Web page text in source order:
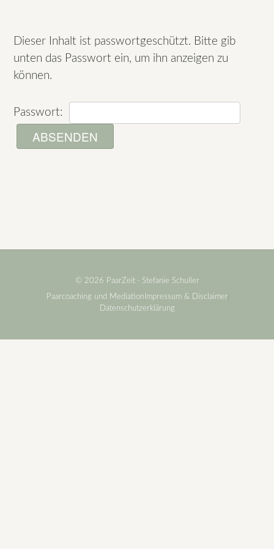
Dieser Inhalt ist passwortgeschützt. Bitte gib
unten das Passwort ein, um ihn anzeigen zu
können.
Passwort:
© 2026 PaarZeit · Stefanie Schuller
Paarcoaching und Mediation Impressum & Disclaimer
Datenschutzerklärung